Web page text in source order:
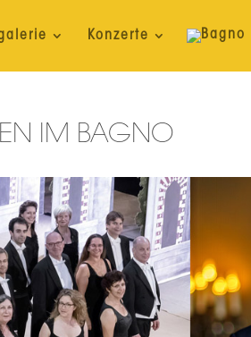
Konzerte
IM BAGNO